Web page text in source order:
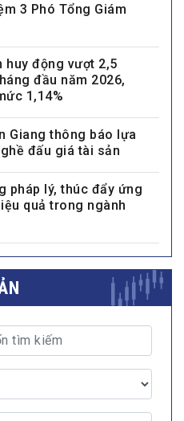
3 Phó Tổng Giám
huy động vượt 2,5
đầu năm 2026,
1,14%
Giang thông báo lựa
đấu giá tài sản
pháp lý, thúc đẩy ứng
quả trong ngành